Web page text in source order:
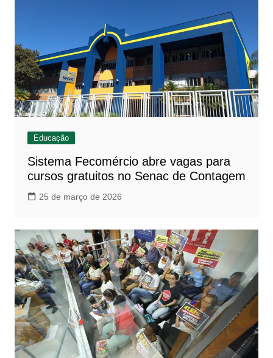
Educação
Sistema Fecomércio abre vagas para
cursos gratuitos no Senac de Contagem
25 de março de 2026